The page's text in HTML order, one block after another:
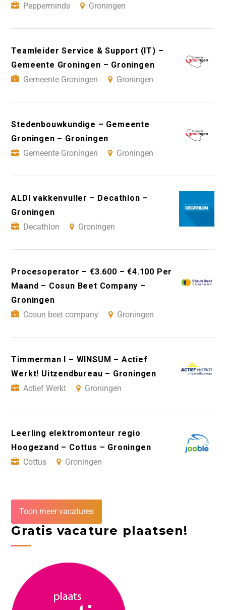
Pepperminds
Groningen
Teamleider Service & Support (IT) –
Gemeente Groningen – Groningen
Gemeente Groningen
Groningen
Stedenbouwkundige – Gemeente
Groningen – Groningen
Gemeente Groningen
Groningen
ALDI vakkenvuller – Decathlon –
Groningen
Decathlon
Groningen
Procesoperator – €3.600 – €4.100 Per
Maand – Cosun Beet Company –
Groningen
Cosun beet company
Groningen
Timmerman I – WINSUM – Actief
Werkt! Uitzendbureau – Groningen
Actief Werkt
Groningen
Leerling elektromonteur regio
Hoogezand – Cottus – Groningen
Cottus
Groningen
Toon meer vacatures
Gratis vacature plaatsen!